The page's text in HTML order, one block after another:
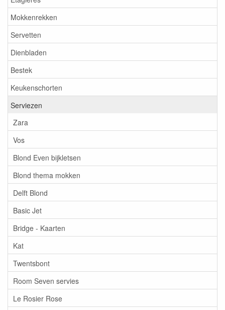
Mokkenrekken
Servetten
Dienbladen
Bestek
Keukenschorten
Serviezen
Zara
Vos
Blond Even bijkletsen
Blond thema mokken
Delft Blond
Basic Jet
Bridge - Kaarten
Kat
Twentsbont
Room Seven servies
Le Rosier Rose